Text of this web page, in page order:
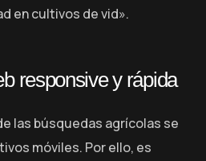
en cultivos de vid».
responsive y rápida
las búsquedas agrícolas se
móviles. Por ello, es